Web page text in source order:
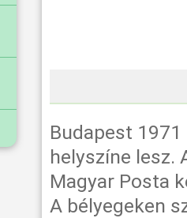
Budapest
helyszíne lesz.
Magyar Posta
A bélyegeken